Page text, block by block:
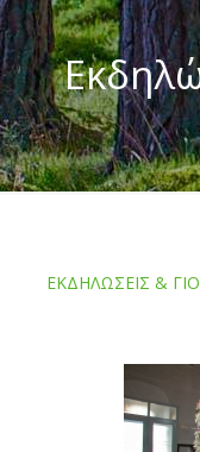
ΕΚΔΗΛΏΣΕΙΣ &